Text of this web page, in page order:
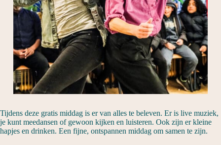
Tijdens deze gratis middag is er van alles te beleven. Er is live muziek,
je kunt meedansen of gewoon kijken en luisteren. Ook zijn er kleine
hapjes en drinken. Een fijne, ontspannen middag om samen te zijn.